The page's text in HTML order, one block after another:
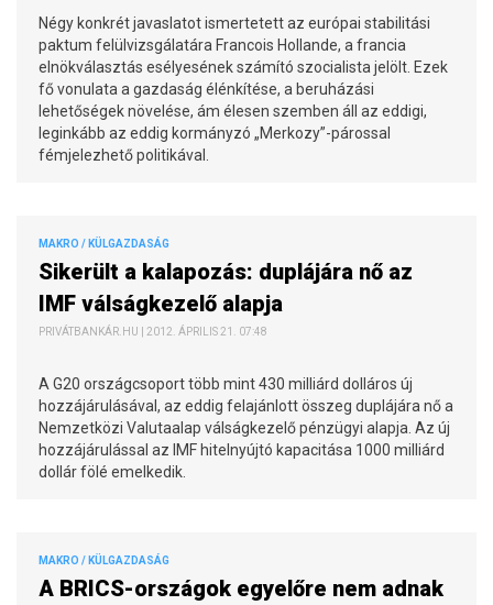
Négy konkrét javaslatot ismertetett az európai stabilitási
paktum felülvizsgálatára Francois Hollande, a francia
elnökválasztás esélyesének számító szocialista jelölt. Ezek
fő vonulata a gazdaság élénkítése, a beruházási
lehetőségek növelése, ám élesen szemben áll az eddigi,
leginkább az eddig kormányzó „Merkozy”-párossal
fémjelezhető politikával.
MAKRO / KÜLGAZDASÁG
Sikerült a kalapozás: duplájára nő az
IMF válságkezelő alapja
PRIVÁTBANKÁR.HU | 2012. ÁPRILIS 21. 07:48
A G20 országcsoport több mint 430 milliárd dolláros új
hozzájárulásával, az eddig felajánlott összeg duplájára nő a
Nemzetközi Valutaalap válságkezelő pénzügyi alapja. Az új
hozzájárulással az IMF hitelnyújtó kapacitása 1000 milliárd
dollár fölé emelkedik.
MAKRO / KÜLGAZDASÁG
A BRICS-országok egyelőre nem adnak